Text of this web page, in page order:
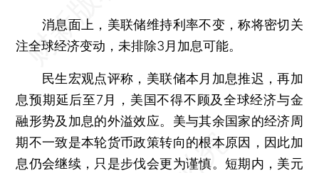
消息面上，美联储维持利率不变，称将密切关
注全球经济变动，未排除3月加息可能。
民生宏观点评称，美联储本月加息推迟，再加
息预期延后至7月，美国不得不顾及全球经济与金
融形势及加息的外溢效应。美与其余国家的经济周
期不一致是本轮货币政策转向的根本原因，因此加
息仍会继续，只是步伐会更为谨慎。短期内，美元